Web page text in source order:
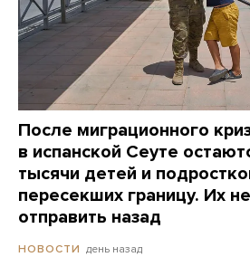
После миграционного
в испанской Сеуте
тысячи детей и
пересекших границу. Их
отправить назад
НОВОСТИ день назад